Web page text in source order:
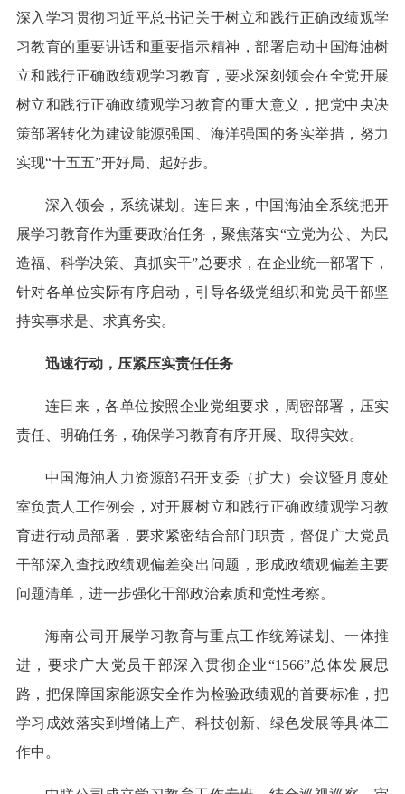
深入学习贯彻习近平总书记关于树立和践行正确政绩观学
习教育的重要讲话和重要指示精神，部署启动中国海油树
立和践行正确政绩观学习教育，要求深刻领会在全党开展
树立和践行正确政绩观学习教育的重大意义，把党中央决
策部署转化为建设能源强国、海洋强国的务实举措，努力
实现“十五五”开好局、起好步。
深入领会，系统谋划。连日来，中国海油全系统把开
展学习教育作为重要政治任务，聚焦落实“立党为公、为民
造福、科学决策、真抓实干”总要求，在企业统一部署下，
针对各单位实际有序启动，引导各级党组织和党员干部坚
持实事求是、求真务实。
迅速行动，压紧压实责任任务
连日来，各单位按照企业党组要求，周密部署，压实
责任、明确任务，确保学习教育有序开展、取得实效。
中国海油人力资源部召开支委（扩大）会议暨月度处
室负责人工作例会，对开展树立和践行正确政绩观学习教
育进行动员部署，要求紧密结合部门职责，督促广大党员
干部深入查找政绩观偏差突出问题，形成政绩观偏差主要
问题清单，进一步强化干部政治素质和党性考察。
海南公司开展学习教育与重点工作统筹谋划、一体推
进，要求广大党员干部深入贯彻企业“1566”总体发展思
路，把保障国家能源安全作为检验政绩观的首要标准，把
学习成效落实到增储上产、科技创新、绿色发展等具体工
作中。